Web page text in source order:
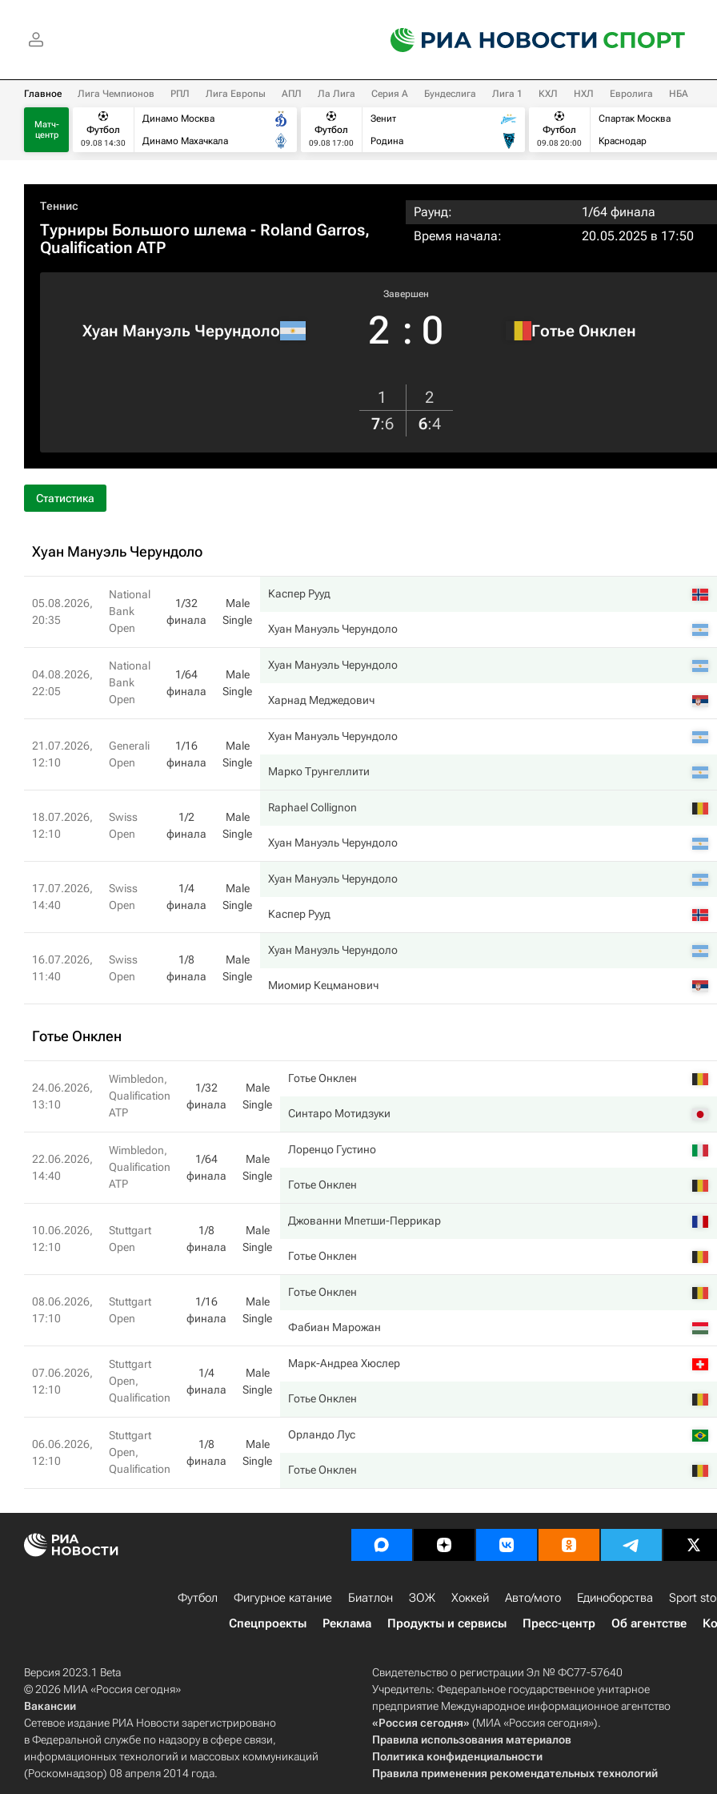
Главное Лига Чемпионов РПЛ Лига Европы АПЛ Ла Лига Серия А Бундеслига Лига 1 КХЛ НХЛ Евролига НБА
Матч-
центр
Футбол
09.08 14:30
Динамо Москва
Динамо Махачкала
Футбол
09.08 17:00
Зенит
Родина
Футбол
09.08 20:00
Спартак Москва
Краснодар
Теннис
Турниры Большого шлема - Roland Garros,
Qualification ATP
Раунд:
1/64 финала
Время начала:
20.05.2025 в 17:50
Хуан Мануэль Черундоло
Завершен
2 : 0 Готье Онклен
1
2
7:6 6:4
Статистика
Хуан Мануэль Черундоло
05.08.2026,
20:35
National
Bank
Open
1/32
финала
Male
Single
Каспер Рууд
Хуан Мануэль Черундоло
04.08.2026,
22:05
National
Bank
Open
1/64
финала
Male
Single
Хуан Мануэль Черундоло
Харнад Меджедович
21.07.2026,
12:10
Generali
Open
1/16
финала
Male
Single
Хуан Мануэль Черундоло
Марко Трунгеллити
18.07.2026,
12:10
Swiss
Open
1/2
финала
Male
Single
Raphael Collignon
Хуан Мануэль Черундоло
17.07.2026,
14:40
Swiss
Open
1/4
финала
Male
Single
Хуан Мануэль Черундоло
Каспер Рууд
16.07.2026,
11:40
Swiss
Open
1/8
финала
Male
Single
Хуан Мануэль Черундоло
Миомир Кецманович
Готье Онклен
24.06.2026,
13:10
Wimbledon,
Qualification
ATP
1/32
финала
Male
Single
Готье Онклен
Синтаро Мотидзуки
22.06.2026,
14:40
Wimbledon,
Qualification
ATP
1/64
финала
Male
Single
Лоренцо Густино
Готье Онклен
10.06.2026,
12:10
Stuttgart
Open
1/8
финала
Male
Single
Джованни Мпетши-Перрикар
Готье Онклен
08.06.2026,
17:10
Stuttgart
Open
1/16
финала
Male
Single
Готье Онклен
Фабиан Марожан
07.06.2026,
12:10
Stuttgart
Open,
Qualification
1/4
финала
Male
Single
Марк-Андреа Хюслер
Готье Онклен
06.06.2026,
12:10
Stuttgart
Open,
Qualification
1/8
финала
Male
Single
Орландо Лус
Готье Онклен
Футбол Фигурное катание Биатлон ЗОЖ Хоккей Авто/мото Единоборства Sport
Спецпроекты
Реклама Продукты и сервисы Пресс-центр Об агентстве
Версия 2023.1 Beta
© 2026 МИА «Россия сегодня»
Вакансии
Сетевое издание РИА Новости зарегистрировано
в Федеральной службе по надзору в сфере связи,
информационных технологий и массовых коммуникаций
(Роскомнадзор) 08 апреля 2014 года.
Свидетельство о регистрации Эл № ФС77-57640
Учредитель: Федеральное государственное унитарное
предприятие Международное информационное агентство
«Россия сегодня» (МИА «Россия сегодня»).
Правила использования материалов
Политика конфиденциальности
Правила применения рекомендательных технологий